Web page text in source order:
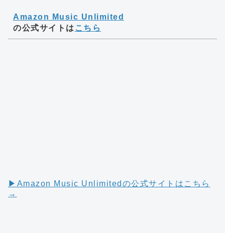
Amazon Music Unlimited
の公式サイトは こちら
▶︎Amazon Music Unlimitedの公式サイトはこちら
→